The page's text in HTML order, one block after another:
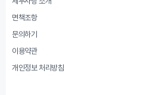
면책조항
문의하기
이용약관
개인정보 처리방침